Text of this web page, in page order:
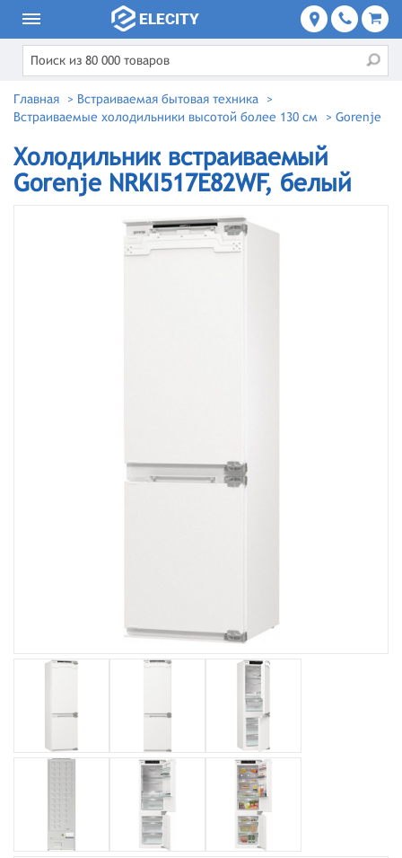
Главная > Встраиваемая бытовая техника
>
Встраиваемые холодильники высотой более 130 см
> Gorenje
Холодильник встраиваемый
Gorenje NRKI517E82WF, белый